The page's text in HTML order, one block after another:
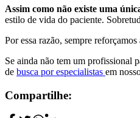
Assim como não existe uma
estilo de vida do paciente.
Por essa razão, sempre
Se ainda não tem um profissional
de busca por especialistas em
Compartilhe: